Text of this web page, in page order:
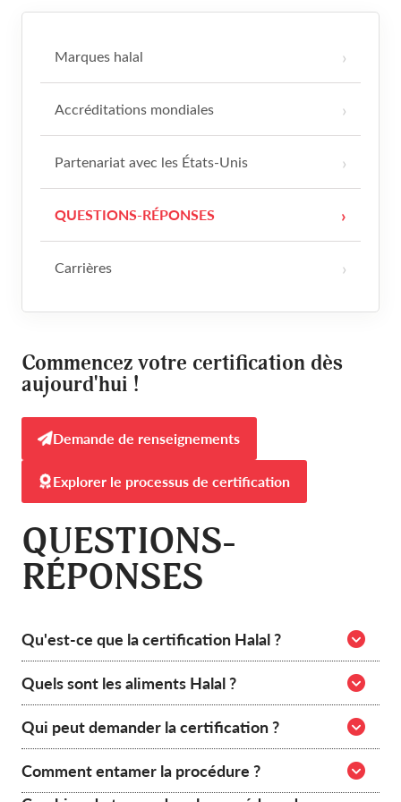
consommables
Restauration et hôtellerie
Contact
Dossier de presse
Marques halal
Accréditations mondiales
Partenariat avec les États-Unis
QUESTIONS-RÉPONSES
Carrières
Commencez votre certification dès
aujourd'hui !
Demande de renseignements
Explorer le processus de certification
QUESTIONS-
RÉPONSES
Qu'est-ce que la certification Halal ?
La certification halal confirme qu'un produit ou
une installation est conforme aux lois et
ce processus implique un examen approfondi
du produit et un audit de l'installation avant de
Quels sont les aliments Halal ?
Les aliments halal sont ceux autorisés par les
lois alimentaires islamiques. Il s'agit
Qui peut demander la certification ?
Les entreprises de toutes tailles des secteurs de
Comment entamer la procédure ?